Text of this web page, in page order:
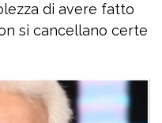
di avere fatto
si cancellano certe